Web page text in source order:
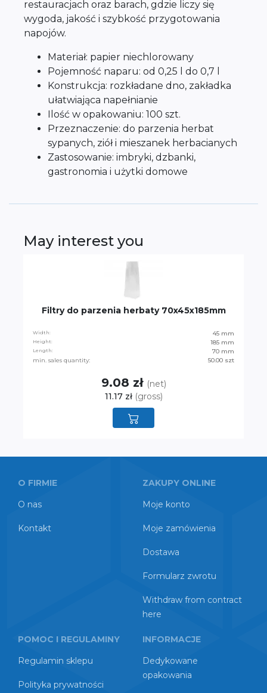
restauracjach oraz barach, gdzie liczy się
wygoda, jakość i szybkość przygotowania
napojów.
Materiał: papier niechlorowany
Pojemność naparu: od 0,25 l do 0,7 l
Konstrukcja: rozkładane dno, zakładka
ułatwiająca napełnianie
Ilość w opakowaniu: 100 szt.
Przeznaczenie: do parzenia herbat
sypanych, ziół i mieszanek herbacianych
Zastosowanie: imbryki, dzbanki,
gastronomia i użytki domowe
May interest you
Filtry do parzenia herbaty 70x45x185mm
Width: 45 mm
Height: 185 mm
Length:
70 mm
min. sales quantity:
50.00 szt
9.08 zł (net)
11.17 zł (gross)
O FIRMIE
O nas
Kontakt
ZAKUPY ONLINE
Moje konto
Moje zamówienia
Dostawa
Formularz zwrotu
Withdraw from contract
here
POMOC I REGULAMINY
Regulamin sklepu
Polityka prywatności
INFORMACJE
Dedykowane
opakowania